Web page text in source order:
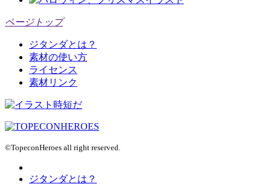
ページトップ
ジタンダとは？
素材の使い方
ライセンス
素材リンク
©TopeconHeroes all right reserved.
ジタンダとは？